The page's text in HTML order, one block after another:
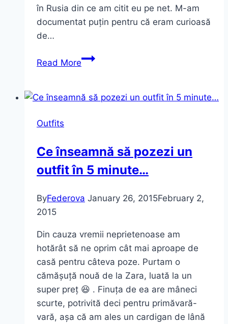
în Rusia din ce am citit eu pe net. M-am
documentat puțin pentru că eram curioasă
de…
Read MoreCum
de
Outfits
Ce înseamnă să pozezi un
outfit în 5 minute…
ByFederova January 26, 2015February 2,
2015
Din cauza vremii neprietenoase am
hotărât să ne oprim cât mai aproape de
casă pentru câteva poze. Purtam o
cămășuță nouă de la Zara, luată la un
super preț 😆 . Finuța de ea are mâneci
scurte, potrivită deci pentru primăvară-
vară, așa că am ales un cardigan de lână